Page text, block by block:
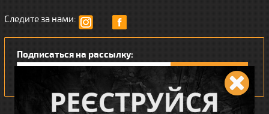
Следите за нами:
Подписаться на рассылку: